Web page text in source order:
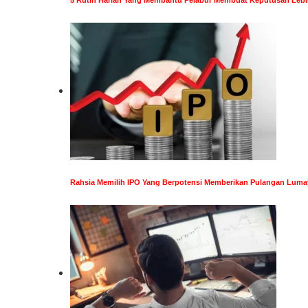
Rahsia Memilih IPO Yang Berpotensi Memberikan Pulangan